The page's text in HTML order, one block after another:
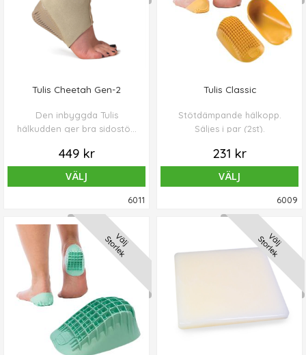
Tulis Cheetah Gen-2
Den inbyggda Tulis
hälkudden ger bra sidostöd
449 kr
VÄLJ
6011
Tulis Classic
Stötdämpande hälkopp.
Säljes i par (2st).
231 kr
VÄLJ
6009
Välj
Storlek Välj
Storlek